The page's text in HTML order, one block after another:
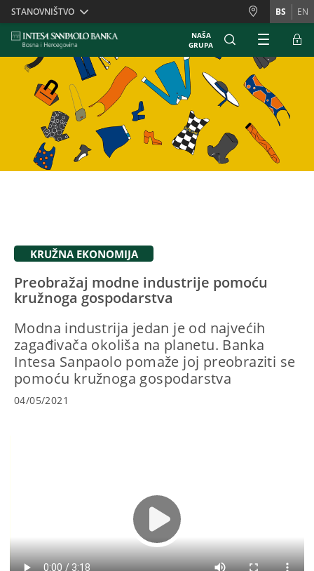
Skiplinks
STANOVNIŠTVO BS EN
NAŠA
GRUPA
KRUŽNA EKONOMIJA
Preobražaj modne industrije pomoću
kružnoga gospodarstva
Modna industrija jedan je od najvećih
zagađivača okoliša na planetu. Banka
Intesa Sanpaolo pomaže joj preobraziti se
pomoću kružnoga gospodarstva
04/05/2021